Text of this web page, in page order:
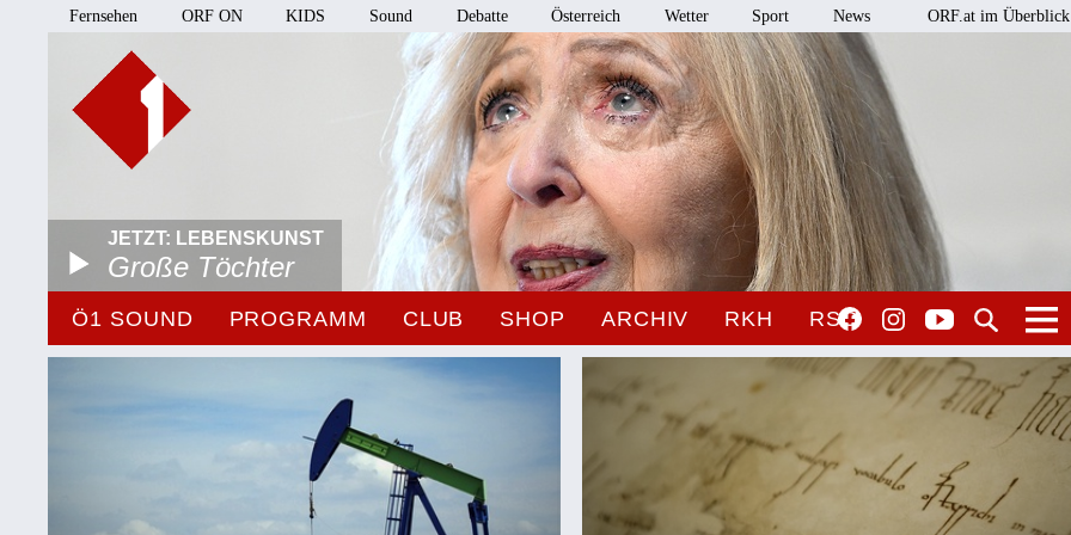
Fernsehen ORF ON KIDS Sound Debatte Österreich Wetter Sport News ORF.at im Überblick
JETZT: LEBENSKUNST
Große Töchter
Ö1 SOUND PROGRAMM CLUB SHOP ARCHIV RKH RSO